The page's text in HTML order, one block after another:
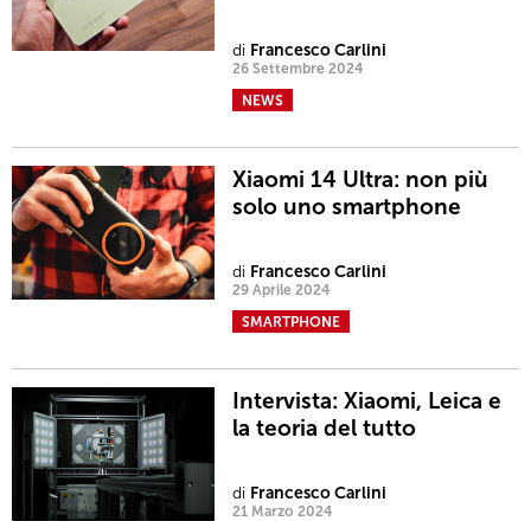
di Francesco Carlini
26 Settembre 2024
NEWS
Xiaomi 14 Ultra: non più
solo uno smartphone
di Francesco Carlini
29 Aprile 2024
SMARTPHONE
Intervista: Xiaomi, Leica e
la teoria del tutto
di Francesco Carlini
21 Marzo 2024